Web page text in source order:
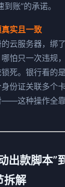
账”的承诺。
实且一致
云服务器，绑
怕只一次违规
死。银行看的
份证关联多个
——这种操作全
出款脚本”
拆解